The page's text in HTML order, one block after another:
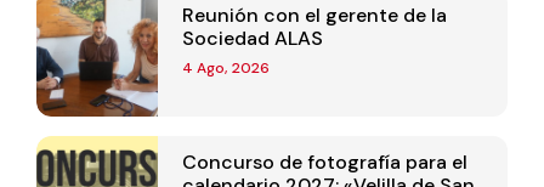
Reunión con el gerente de la
Sociedad ALAS
4 Ago, 2026
Concurso de fotografía para el